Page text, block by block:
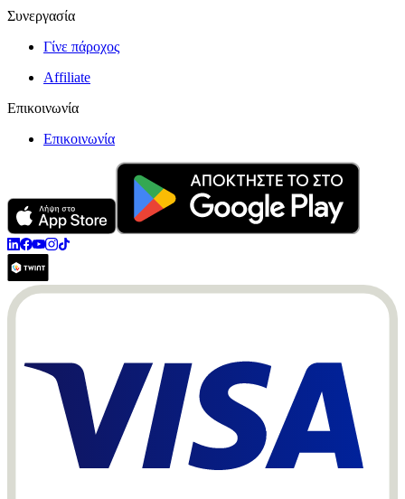
Συνεργασία
Γίνε πάροχος
Affiliate
Επικοινωνία
Επικοινωνία